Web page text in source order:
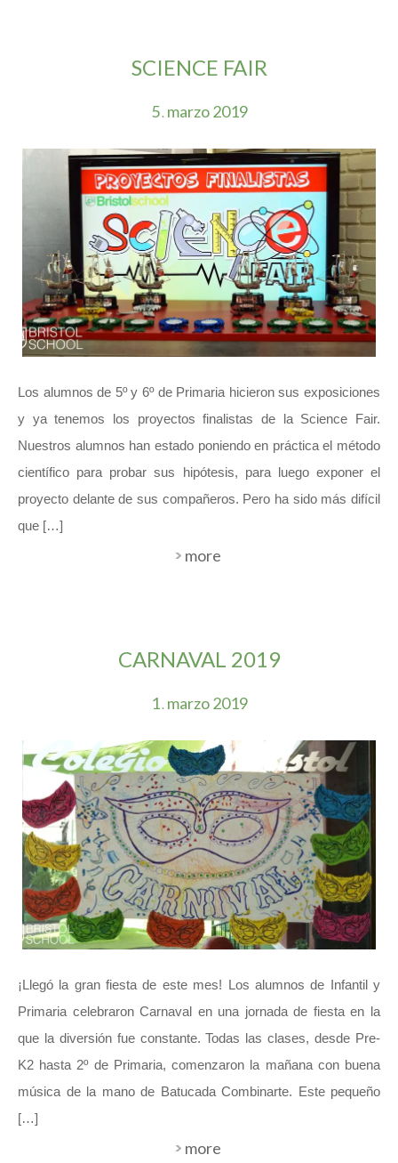
SCIENCE FAIR
5. marzo2019
Los alumnos de 5º y 6º de Primaria hicieron sus exposiciones
y ya tenemos los proyectos finalistas de la Science Fair.
Nuestros alumnos han estado poniendo en práctica el método
científico para probar sus hipótesis, para luego exponer el
proyecto delante de sus compañeros. Pero ha sido más difícil
que […]
more
CARNAVAL 2019
1. marzo2019
¡Llegó la gran fiesta de este mes! Los alumnos de Infantil y
Primaria celebraron Carnaval en una jornada de fiesta en la
que la diversión fue constante. Todas las clases, desde Pre-
K2 hasta 2º de Primaria, comenzaron la mañana con buena
música de la mano de Batucada Combinarte. Este pequeño
[…]
more